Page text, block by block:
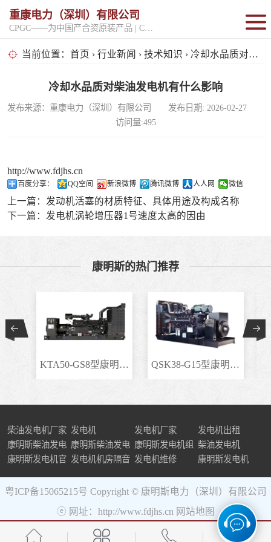
重康电力（深圳）有限公司
当前位置： 首页 › 行业新闻 › 技术知识 › 冷却水品质对柴油发电机有什么影响
冷却水品质对柴油发电机有什么影响
发布来源：重康电力（深圳）有限公司 发布日期: 2026-02-27
访问量:495
http://www.fdjhs.cn
百度分享： QQ空间 新浪微博 腾讯微博 人人网 微信
上一篇： 发动机活塞的材质特征、具体用途及构成名称
下一篇： 发电机涡轮增压器1号速度太高的因由
康明斯的热门推荐
KTA50-GS8型康明斯柴.. QSK38-G15型康明斯柴..
柴油发电机厂家 发电机 发电机厂家
发电机出租
康明斯柴油发电
机组
康明斯柴油发电
机
康明斯发电机组 柴油发电机
康明斯发电机官 发电机机房隔音 发电机维修 康明斯发电机
粤ICP备15065215号 Copyright © 康明斯电力（深圳）有限公司
ⓔ 网址：http://www.fdjhs.cn 网站地图
固定开架式
超静音型
移动电站